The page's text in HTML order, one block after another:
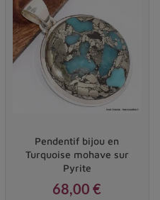
Pendentif bijou en
Turquoise mohave sur
Pyrite
68,00 €